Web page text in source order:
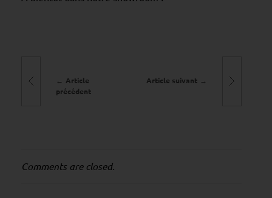
d
n
Article
précédent
Article suivant
Comments are closed.